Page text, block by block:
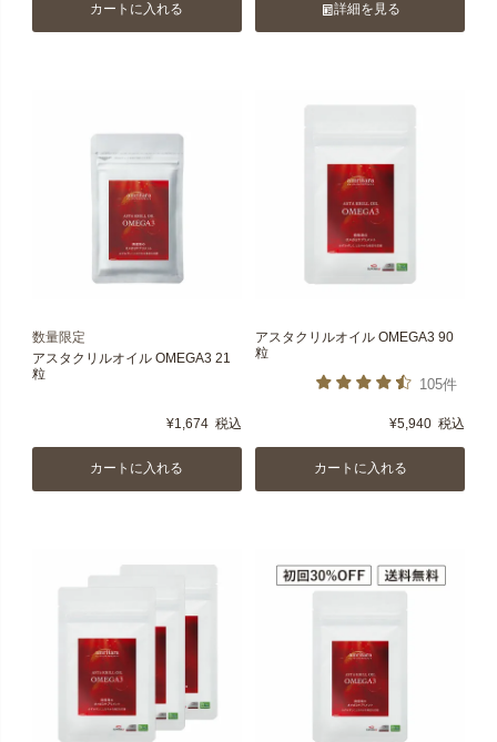
カートに入れる 詳細を見る
数量限定
アスタクリルオイル OMEGA3 21
粒
¥1,674 税込
カートに入れる
アスタクリルオイル OMEGA3 90
粒
105件
¥5,940 税込
カートに入れる